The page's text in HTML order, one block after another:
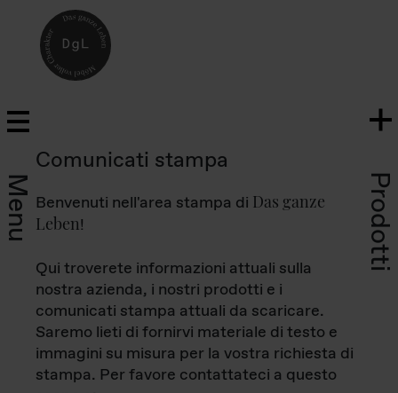
Menu Prodotti
Comunicati stampa
Benvenuti nell'area stampa di Das ganze
Leben!
Qui troverete informazioni attuali sulla
nostra azienda, i nostri prodotti e i
comunicati stampa attuali da scaricare.
Saremo lieti di fornirvi materiale di testo e
immagini su misura per la vostra richiesta di
stampa. Per favore contattateci a questo